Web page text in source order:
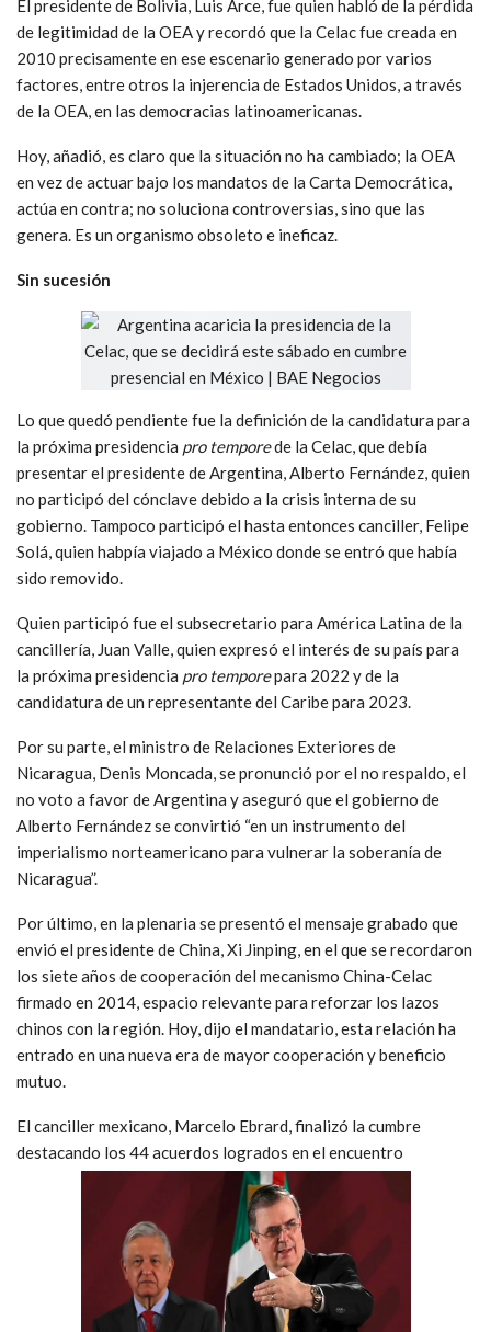
El presidente de Bolivia, Luis Arce, fue quien habló de la pérdida
de legitimidad de la OEA y recordó que la Celac fue creada en
2010 precisamente en ese escenario generado por varios
factores, entre otros la injerencia de Estados Unidos, a través
de la OEA, en las democracias latinoamericanas.
Hoy, añadió, es claro que la situación no ha cambiado; la OEA
en vez de actuar bajo los mandatos de la Carta Democrática,
actúa en contra; no soluciona controversias, sino que las
genera. Es un organismo obsoleto e ineficaz.
Sin sucesión
Lo que quedó pendiente fue la definición de la candidatura para
la próxima presidencia pro temporede la Celac, que debía
presentar el presidente de Argentina, Alberto Fernández, quien
no participó del cónclave debido a la crisis interna de su
gobierno. Tampoco participó el hasta entonces canciller, Felipe
Solá, quien habpía viajado a México donde se entró que había
sido removido.
Quien participó fue el subsecretario para América Latina de la
cancillería, Juan Valle, quien expresó el interés de su país para
la próxima presidencia pro temporepara 2022 y de la
candidatura de un representante del Caribe para 2023.
Por su parte, el ministro de Relaciones Exteriores de
Nicaragua, Denis Moncada, se pronunció por el no respaldo, el
no voto a favor de Argentina y aseguró que el gobierno de
Alberto Fernández se convirtió “en un instrumento del
imperialismo norteamericano para vulnerar la soberanía de
Nicaragua”.
Por último, en la plenaria se presentó el mensaje grabado que
envió el presidente de China, Xi Jinping, en el que se recordaron
los siete años de cooperación del mecanismo China-Celac
firmado en 2014, espacio relevante para reforzar los lazos
chinos con la región. Hoy, dijo el mandatario, esta relación ha
entrado en una nueva era de mayor cooperación y beneficio
mutuo.
El canciller mexicano, Marcelo Ebrard, finalizó la cumbre
destacando los 44 acuerdos logrados en el encuentro